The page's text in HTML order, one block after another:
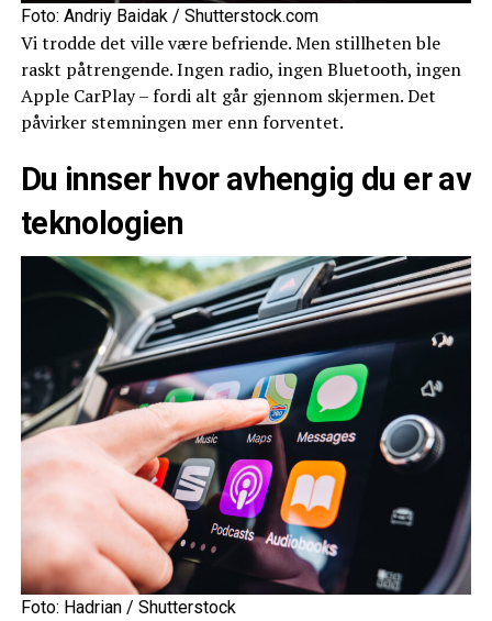
Foto: Andriy Baidak / Shutterstock.com
Vi trodde det ville være befriende. Men stillheten ble
raskt påtrengende. Ingen radio, ingen Bluetooth, ingen
Apple CarPlay – fordi alt går gjennom skjermen. Det
påvirker stemningen mer enn forventet.
Du innser hvor avhengig du er av
teknologien
Foto: Hadrian / Shutterstock